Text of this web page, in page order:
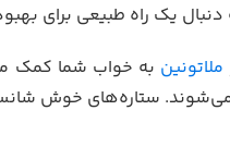
یک راه طبیعی برای
ملاتونین به خواب شما کمک
ستاره‌های خوش